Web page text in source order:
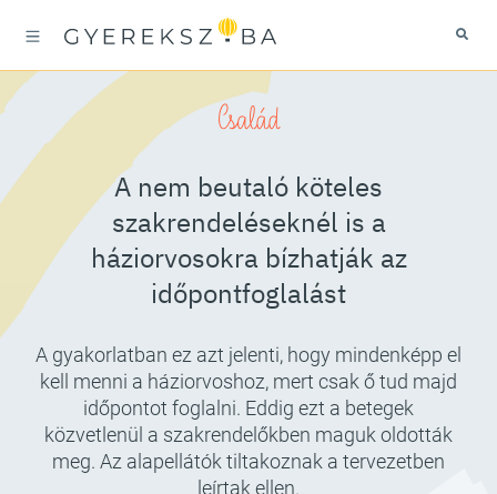
Család
A nem beutaló köteles
szakrendeléseknél is a
háziorvosokra bízhatják az
időpontfoglalást
A gyakorlatban ez azt jelenti, hogy mindenképp el
kell menni a háziorvoshoz, mert csak ő tud majd
időpontot foglalni. Eddig ezt a betegek
közvetlenül a szakrendelőkben maguk oldották
meg. Az alapellátók tiltakoznak a tervezetben
leírtak ellen.